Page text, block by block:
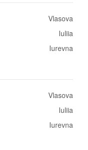
Vlasova
Iuliia
Iurevna
Vlasova
Iuliia
Iurevna